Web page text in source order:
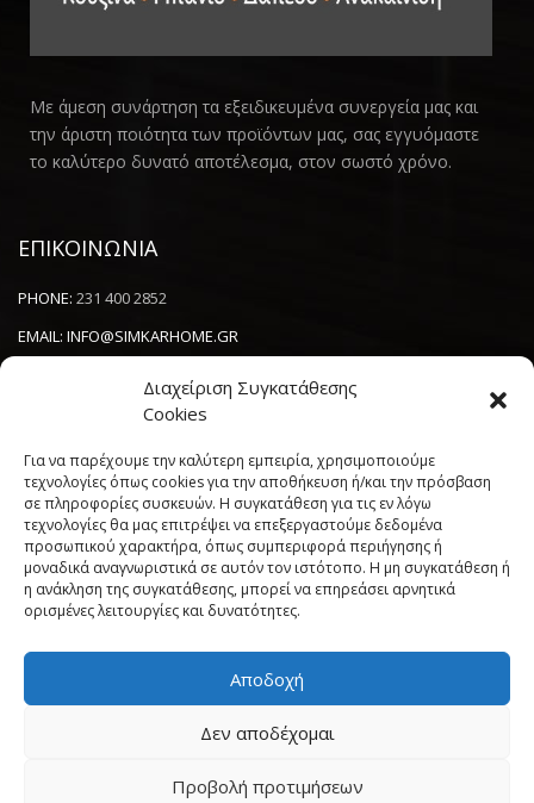
Διαχείριση Συγκατάθεσης
Cookies
Για να παρέχουμε την καλύτερη εμπειρία, χρησιμοποιούμε
τεχνολογίες όπως cookies για την αποθήκευση ή/και την πρόσβαση
σε πληροφορίες συσκευών. Η συγκατάθεση για τις εν λόγω
τεχνολογίες θα μας επιτρέψει να επεξεργαστούμε δεδομένα
προσωπικού χαρακτήρα, όπως συμπεριφορά περιήγησης ή
μοναδικά αναγνωριστικά σε αυτόν τον ιστότοπο. Η μη συγκατάθεση ή
η ανάκληση της συγκατάθεσης, μπορεί να επηρεάσει αρνητικά
ορισμένες λειτουργίες και δυνατότητες.
Αποδοχή
Δεν αποδέχομαι
Προβολή προτιμήσεων
Με άμεση συνάρτηση τα εξειδικευμένα συνεργεία μας και
την άριστη ποιότητα των προϊόντων μας, σας εγγυόμαστε
το καλύτερο δυνατό αποτέλεσμα, στον σωστό χρόνο.
ΕΠΙΚΟΙΝΩΝΙΑ
PHONE: 231 400 2852
EMAIL: INFO@SIMKARHOME.GR
NEWSLETTER
----------------------
Δήλωση Απορρήτου
My account
© 2017 All rights reserved. | Powered by